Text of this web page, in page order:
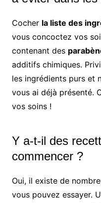
Cocher la liste des
vous concoctez vos
contenant des
additifs chimiques.
les ingrédients purs et
vous ai déjà présenté.
vos soins !
Y a-t-il des
commencer ?
Oui, il existe de
vous pouvez essayer.